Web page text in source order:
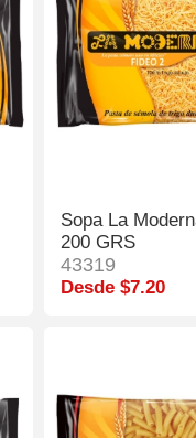
Sopa La
200 GRS
43319
Desde $7.20